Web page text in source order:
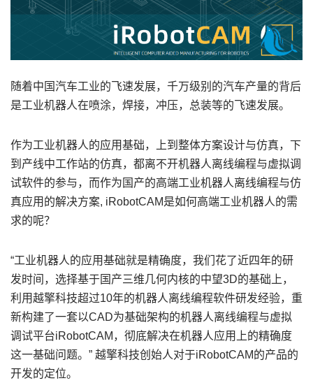
随着中国汽车工业的飞速发展，千万级别的汽车产量的背后
是工业机器人在喷涂，焊接，冲压，总装等的飞速发展。
作为工业机器人的应用基础，上到整体方案设计与仿真，下
到产线中工作站的仿真，都离不开机器人离线编程与虚拟调
试软件的参与，而作为国产的高端工业机器人离线编程与仿
真应用的解决方案, iRobotCAM是如何高端工业机器人的需
求的呢？
“工业机器人的应用基础就是精确度，我们花了近四年的研
发时间，选择基于国产三维几何内核的中望3D的基础上，
利用越擎科技超过10年的机器人离线编程软件研发经验，重
新构建了一套以CAD为基础架构的机器人离线编程与虚拟
调试平台iRobotCAM，彻底解决在机器人应用上的精确度
这一基础问题。” 越擎科技创始人对于iRobotCAM的产品的
开发的定位。